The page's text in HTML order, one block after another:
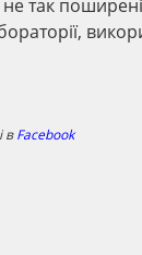
так
вFacebook